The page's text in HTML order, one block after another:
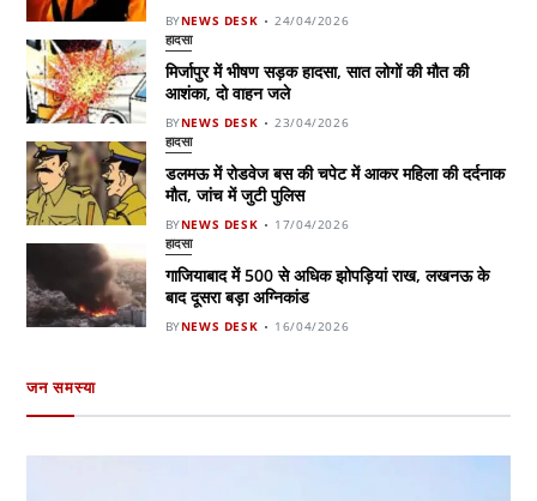
BYNEWS DESK 24/04/2026
हादसा
मिर्जापुर में भीषण सड़क हादसा, सात लोगों की मौत की
आशंका, दो वाहन जले
BYNEWS DESK 23/04/2026
हादसा
डलमऊ में रोडवेज बस की चपेट में आकर महिला की दर्दनाक
मौत, जांच में जुटी पुलिस
BYNEWS DESK 17/04/2026
हादसा
गाजियाबाद में 500 से अधिक झोपड़ियां राख, लखनऊ के
बाद दूसरा बड़ा अग्निकांड
BYNEWS DESK 16/04/2026
जन समस्या